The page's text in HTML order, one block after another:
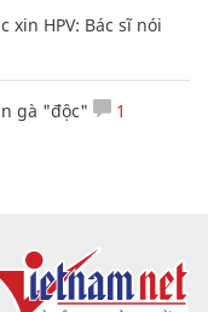
xin HPV: Bác sĩ nói
gà "độc" 1